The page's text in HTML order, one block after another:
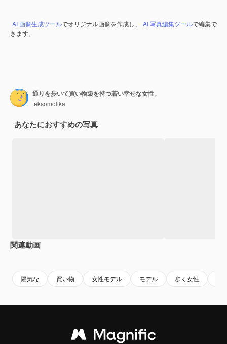
AI 画像生成ツールでオリジナル画像を作成し、 AI 写真編集ツールで編集で
きます。
通りを歩いて買い物袋を持つ若い幸せな女性。
teksomolika
あなたにおすすめの写真
関連動画
陽気な 買い物 女性モデル モデル 歩く女性